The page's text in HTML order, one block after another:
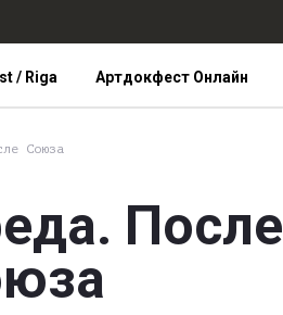
/ Riga Артдокфест Онлайн
Союза
После